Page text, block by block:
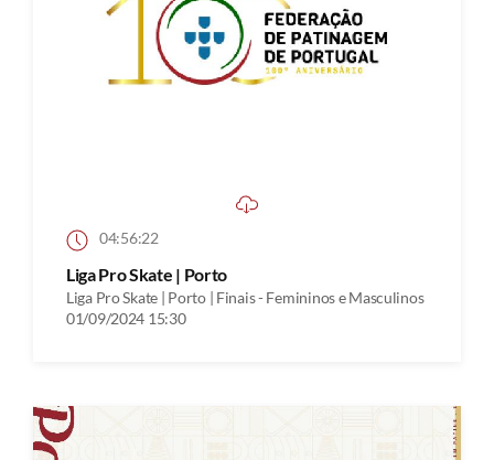
04:56:22
Liga Pro Skate | Porto
Liga Pro Skate | Porto | Finais - Femininos e Masculinos
01/09/2024 15:30